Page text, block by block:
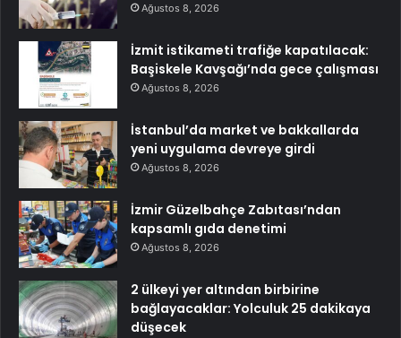
Ağustos 8, 2026
İzmit istikameti trafiğe kapatılacak:
Başiskele Kavşağı’nda gece çalışması
Ağustos 8, 2026
İstanbul’da market ve bakkallarda
yeni uygulama devreye girdi
Ağustos 8, 2026
İzmir Güzelbahçe Zabıtası’ndan
kapsamlı gıda denetimi
Ağustos 8, 2026
2 ülkeyi yer altından birbirine
bağlayacaklar: Yolculuk 25 dakikaya
düşecek